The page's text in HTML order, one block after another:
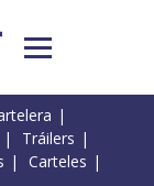
Tráilers
Carteles